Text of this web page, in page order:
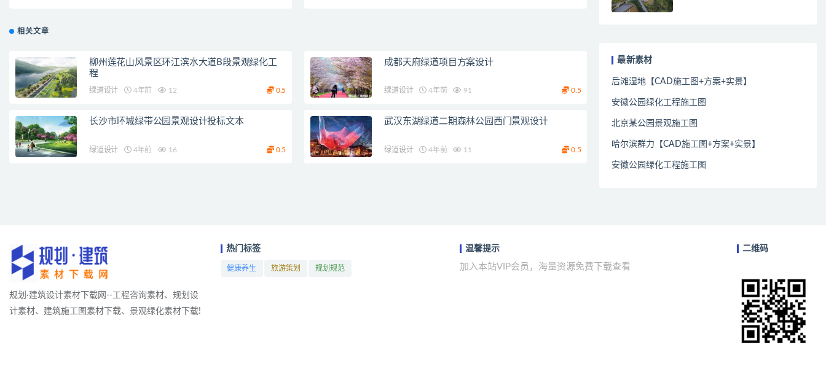
相关文章
柳州莲花山风景区环江滨水大道B段景观绿化工
程
绿道设计 4年前 12 0.5
成都天府绿道项目方案设计
绿道设计 4年前 91 0.5
长沙市环城绿带公园景观设计投标文本
绿道设计 4年前 16 0.5
武汉东湖绿道二期森林公园西门景观设计
绿道设计 4年前 11 0.5
最新素材
后滩湿地【CAD施工图+方案+实景】
安徽公园绿化工程施工图
北京某公园景观施工图
哈尔滨群力【CAD施工图+方案+实景】
安徽公园绿化工程施工图
规划·建筑设计素材下载网--工程咨询素材、规划设
计素材、建筑施工图素材下载、景观绿化素材下载!
热门标签
健康养生 旅游策划 规划规范
温馨提示
加入本站VIP会员，海量资源免费下载查看
二维码